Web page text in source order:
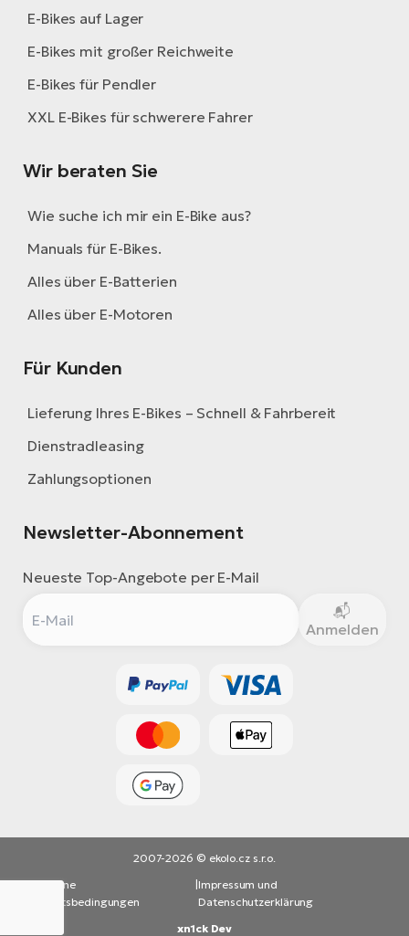
E-Bikes auf Lager
E-Bikes mit großer Reichweite
E-Bikes für Pendler
XXL E-Bikes für schwerere Fahrer
Wir beraten Sie
Wie suche ich mir ein E-Bike aus?
Manuals für E-Bikes.
Alles über E-Batterien
Alles über E-Motoren
Für Kunden
Lieferung Ihres E-Bikes – Schnell & Fahrbereit
Dienstradleasing
Zahlungsoptionen
Newsletter-Abonnement
Neueste Top-Angebote per E-Mail
Anmelden
2007-2026 © ekolo.cz s.r.o.
Allgemeine
Geschäftsbedingungen
|Impressum und
Datenschutzerklärung
xn1ck Dev